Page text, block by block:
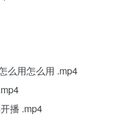
么用怎么用 .mp4
播 .mp4